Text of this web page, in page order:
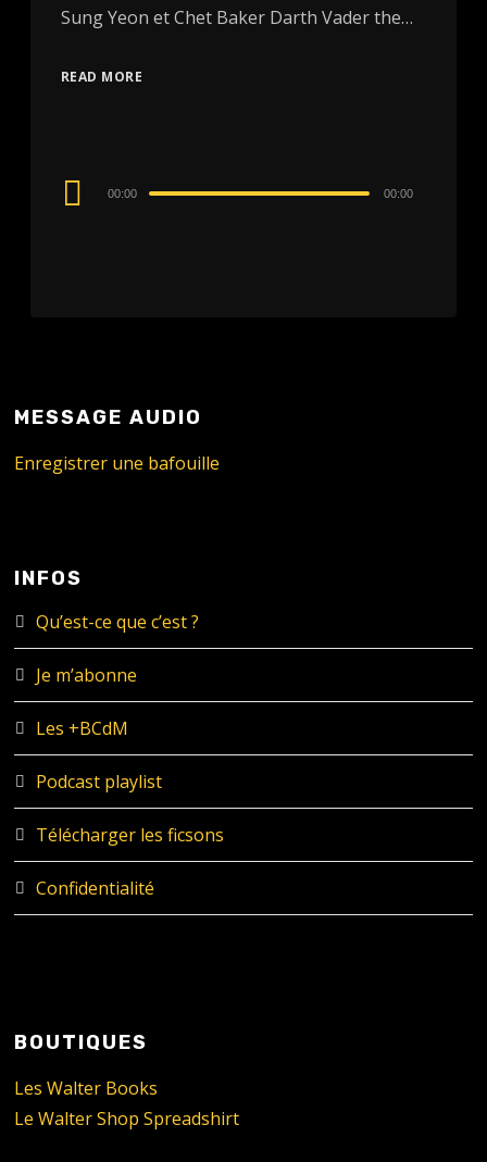
Sung Yeon et Chet Baker Darth Vader the…
READ MORE
Audio
00:00 00:00
MESSAGE AUDIO
Enregistrer une bafouille
INFOS
Qu’est-ce que c’est ?
Je m’abonne
Les +BCdM
Podcast playlist
Télécharger les ficsons
Confidentialité
BOUTIQUES
Les Walter Books
Le Walter Shop Spreadshirt